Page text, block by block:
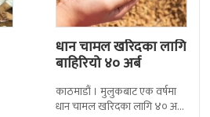
धान चामल खरिदका लागि
बाहिरियो ४० अर्ब
काठमाडौं । मुलुकबाट एक वर्षमा
धान चामल खरिदका लागि ४० अर्ब